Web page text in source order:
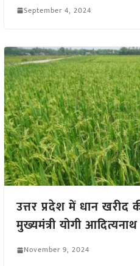
September 4, 2024
उत्तर प्रदेश में धान खरीद
मुख्यमंत्री योगी
November 9, 2024